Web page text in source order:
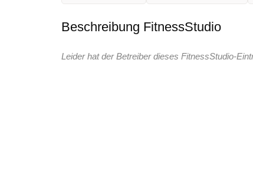
Beschreibung FitnessStudio
Leider hat der Betreiber dieses FitnessStudio-